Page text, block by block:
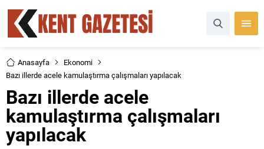
Anasayfa
Ekonomi
Bazı illerde acele kamulaştırma çalışmaları yapılacak
Bazı illerde acele
kamulaştırma çalışmaları
yapılacak